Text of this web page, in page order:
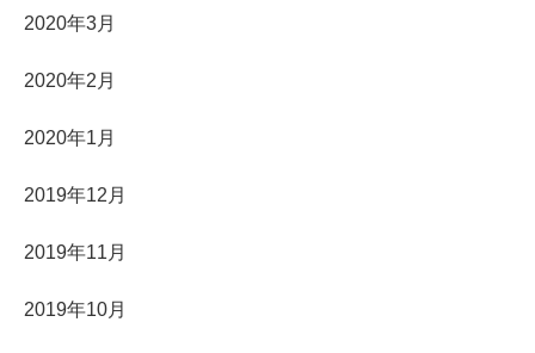
2020年3月
2020年2月
2020年1月
2019年12月
2019年11月
2019年10月